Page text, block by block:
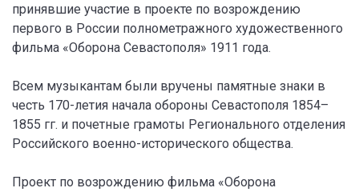
принявшие участие в проекте по возрождению
первого в России полнометражного художественного
фильма «Оборона Севастополя» 1911 года.
Всем музыкантам были вручены памятные знаки в
честь 170-летия начала обороны Севастополя 1854–
1855 гг. и почетные грамоты Регионального отделения
Российского военно-исторического общества.
Проект по возрождению фильма «Оборона